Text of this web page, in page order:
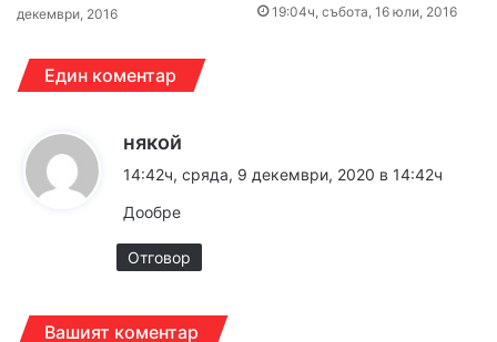
декември, 2016
19:04ч, събота, 16 юли, 2016
Един коментар
някой
:
14:42ч, сряда, 9 декември, 2020 в 14:42ч
Дообре
Отговор
Вашият коментар